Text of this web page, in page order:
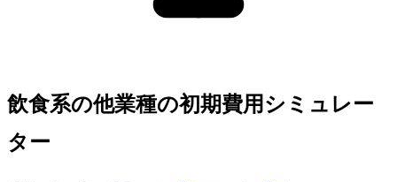
飲食系の他業種の初期費用シミュレー
ター